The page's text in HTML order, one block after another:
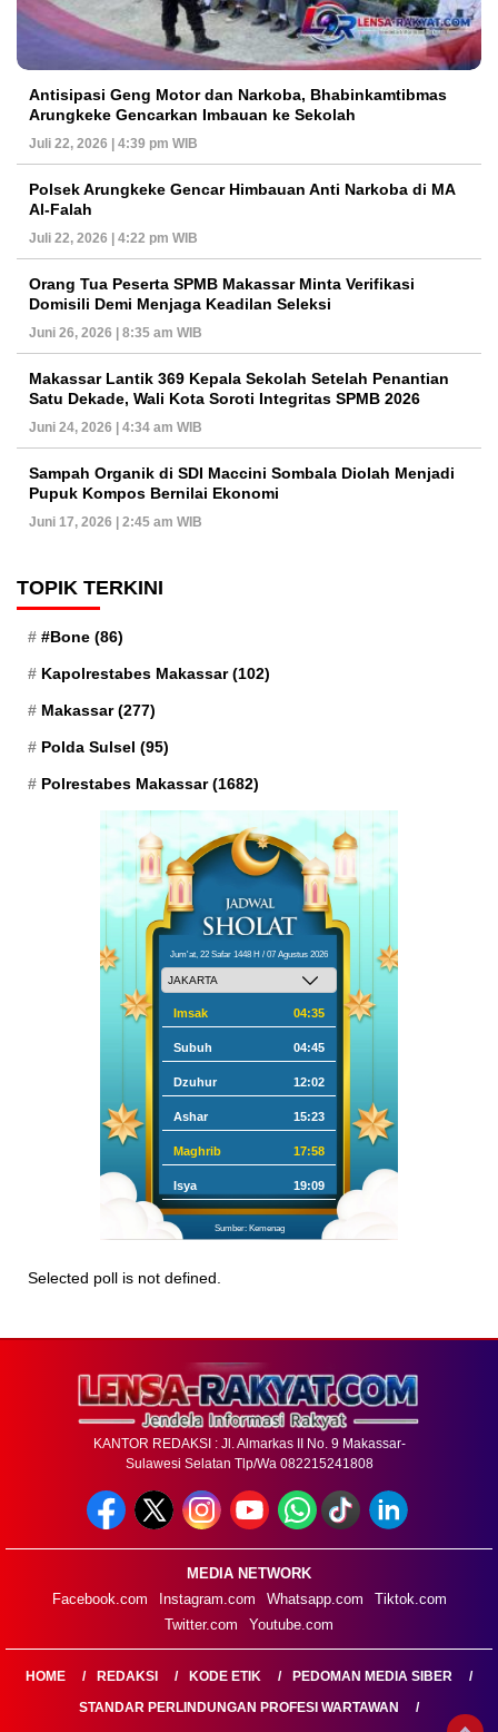
Antisipasi Geng Motor dan Narkoba, Bhabinkamtibmas
Arungkeke Gencarkan Imbauan ke Sekolah
Juli 22, 2026 | 4:39 pm WIB
Polsek Arungkeke Gencar Himbauan Anti Narkoba di MA
Al-Falah
Juli 22, 2026 | 4:22 pm WIB
Orang Tua Peserta SPMB Makassar Minta Verifikasi
Domisili Demi Menjaga Keadilan Seleksi
Juni 26, 2026 | 8:35 am WIB
Makassar Lantik 369 Kepala Sekolah Setelah Penantian
Satu Dekade, Wali Kota Soroti Integritas SPMB 2026
Juni 24, 2026 | 4:34 am WIB
Sampah Organik di SDI Maccini Sombala Diolah Menjadi
Pupuk Kompos Bernilai Ekonomi
Juni 17, 2026 | 2:45 am WIB
TOPIK TERKINI
#Bone (86)
Kapolrestabes Makassar(102)
Makassar(277)
Polda Sulsel (95)
Polrestabes Makassar(1682)
Jum'at, 22 Safar 1448 H / 07 Agustus 2026
Imsak 04:35
Subuh 04:45
Dzuhur 12:02
Ashar 15:23
Maghrib 17:58
Isya 19:09
Sumber: Kemenag
Selected poll is not defined.
KANTOR REDAKSI : Jl. Almarkas II No. 9 Makassar-
Sulawesi Selatan Tlp/Wa 082215241808
MEDIA NETWORK
Facebook.com
Instagram.com Whatsapp.com
Tiktok.com
Twitter.com
Youtube.com
HOME REDAKSI KODE ETIK
PEDOMAN MEDIA SIBER
STANDAR PERLINDUNGAN PROFESI WARTAWAN